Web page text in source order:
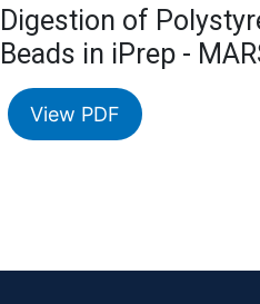
Digestion of
Beads in iPrep -
View PDF